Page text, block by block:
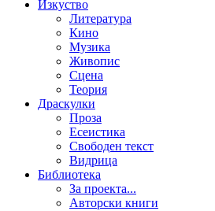
Изкуство
Литература
Кино
Музика
Живопис
Сцена
Теория
Драскулки
Проза
Есеистика
Свободен текст
Видрица
Библиотека
За проекта...
Авторски книги